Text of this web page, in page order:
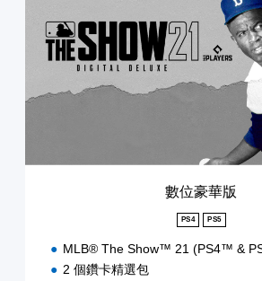
數位豪華版
PS4 PS5
MLB® The Show™ 21 (PS4™ &
2 個鑽卡精選包